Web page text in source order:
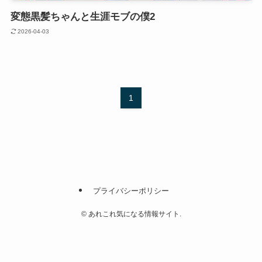
変態黒髪ちゃんと生涯モブの僕2
2026-04-03
1
プライバシーポリシー
©あれこれ気になる情報サイト.